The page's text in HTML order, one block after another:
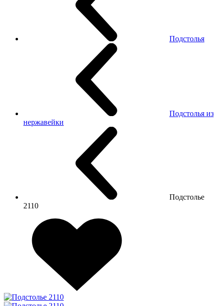
Подстолья
Подстолья из
нержавейки
Подстолье
2110